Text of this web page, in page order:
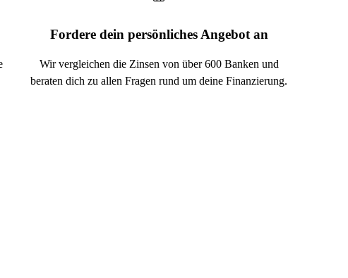
Fordere dein persönliches Angebot an
Wir vergleichen die Zinsen von über 600 Banken und
beraten dich zu allen Fragen rund um deine Finanzierung.